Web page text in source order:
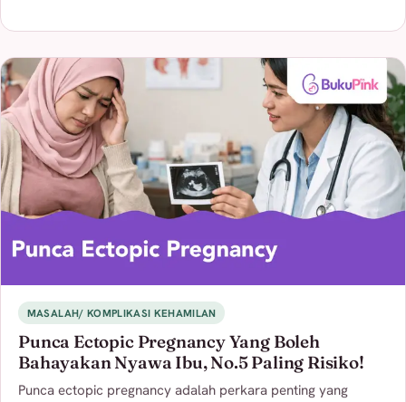
MASALAH/ KOMPLIKASI KEHAMILAN
Punca Ectopic Pregnancy Yang Boleh
Bahayakan Nyawa Ibu, No.5 Paling Risiko!
Punca ectopic pregnancy adalah perkara penting yang